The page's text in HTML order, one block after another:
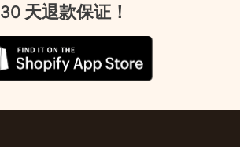
30 天退款保证！